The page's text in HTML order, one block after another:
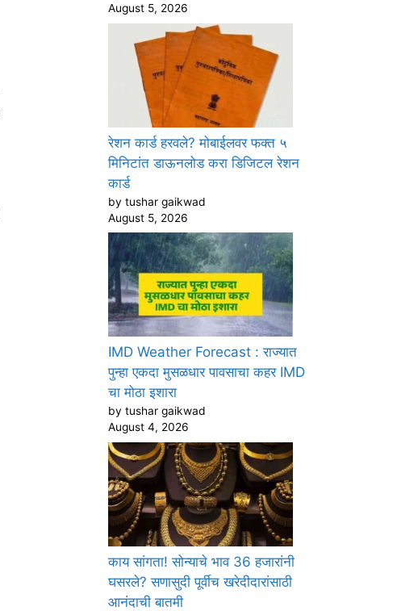
August 5, 2026
रेशन कार्ड हरवले? मोबाईलवर फक्त ५
मिनिटांत डाऊनलोड करा डिजिटल रेशन
कार्ड
by tushar gaikwad
August 5, 2026
IMD Weather Forecast : राज्यात
पुन्हा एकदा मुसळधार पावसाचा कहर IMD
चा मोठा इशारा
by tushar gaikwad
August 4, 2026
काय सांगता! सोन्याचे भाव 36 हजारांनी
घसरले? सणासुदी पूर्वीच खरेदीदारांसाठी
आनंदाची बातमी